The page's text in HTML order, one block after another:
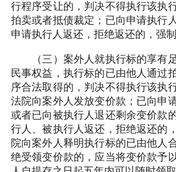
行程序受让的，判决不得执行该执
拍卖或者抵债裁定；已向申请执行
申请执行人返还，拒绝返还的，强制
（三）案外人就执行标的享有
民事权益，执行标的已由他人通过
序合法取得的，判决不得执行该执
法院向案外人发放变价款；已向申
或者已向被执行人退还剩余变价款
行人、被执行人返还，拒绝返还的
院向案外人释明执行标的已由他人
绝受领变价款的，应当将变价款予